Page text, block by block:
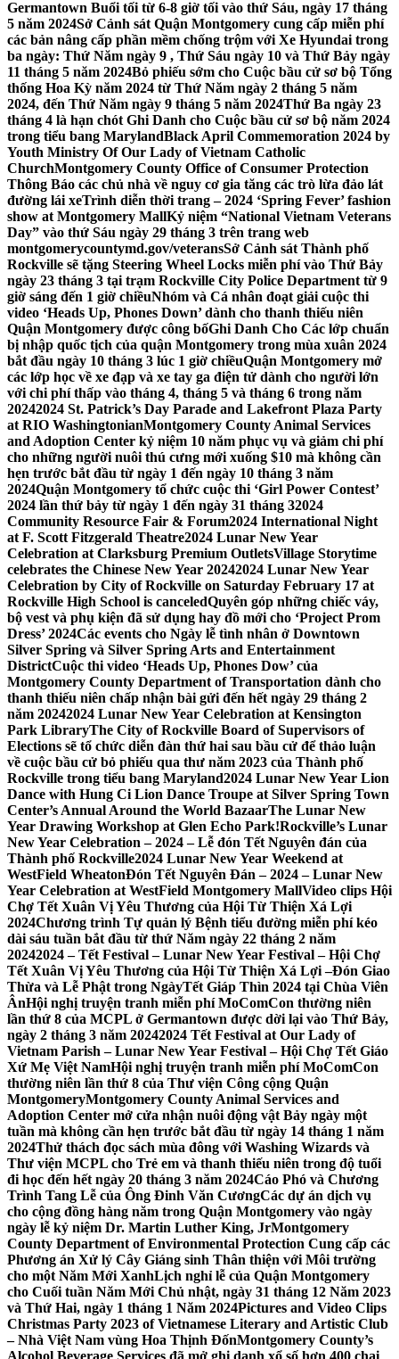
Germantown Buổi tối từ 6-8 giờ tối vào thứ Sáu, ngày 17 tháng
5 năm 2024Sở Cảnh sát Quận Montgomery cung cấp miễn phí
các bản nâng cấp phần mềm chống trộm với Xe Hyundai trong
ba ngày: Thứ Năm ngày 9 , Thứ Sáu ngày 10 và Thứ Bảy ngày
11 tháng 5 năm 2024Bỏ phiếu sớm cho Cuộc bầu cử sơ bộ Tổng
thống Hoa Kỳ năm 2024 từ Thứ Năm ngày 2 tháng 5 năm
2024, đến Thứ Năm ngày 9 tháng 5 năm 2024Thứ Ba ngày 23
tháng 4 là hạn chót Ghi Danh cho Cuộc bầu cử sơ bộ năm 2024
trong tiểu bang MarylandBlack April Commemoration 2024 by
Youth Ministry Of Our Lady of Vietnam Catholic
ChurchMontgomery County Office of Consumer Protection
Thông Báo các chủ nhà về nguy cơ gia tăng các trò lừa đảo lát
đường lái xeTrình diễn thời trang – 2024 ‘Spring Fever’ fashion
show at Montgomery MallKỷ niệm “National Vietnam Veterans
Day” vào thứ Sáu ngày 29 tháng 3 trên trang web
montgomerycountymd.gov/veteransSở Cảnh sát Thành phố
Rockville sẽ tặng Steering Wheel Locks miễn phí vào Thứ Bảy
ngày 23 tháng 3 tại trạm Rockville City Police Department từ 9
giờ sáng đến 1 giờ chiềuNhóm và Cá nhân đoạt giải cuộc thi
video ‘Heads Up, Phones Down’ dành cho thanh thiếu niên
Quận Montgomery được công bốGhi Danh Cho Các lớp chuẩn
bị nhập quốc tịch của quận Montgomery trong mùa xuân 2024
bắt đầu ngày 10 tháng 3 lúc 1 giờ chiềuQuận Montgomery mở
các lớp học về xe đạp và xe tay ga điện tử dành cho người lớn
với chi phí thấp vào tháng 4, tháng 5 và tháng 6 trong năm
20242024 St. Patrick’s Day Parade and Lakefront Plaza Party
at RIO WashingtonianMontgomery County Animal Services
and Adoption Center kỷ niệm 10 năm phục vụ và giảm chi phí
cho những người nuôi thú cưng mới xuống $10 mà không cần
hẹn trước bắt đầu từ ngày 1 đến ngày 10 tháng 3 năm
2024Quận Montgomery tổ chức cuộc thi ‘Girl Power Contest’
2024 lần thứ bảy từ ngày 1 đến ngày 31 tháng 32024
Community Resource Fair & Forum2024 International Night
at F. Scott Fitzgerald Theatre2024 Lunar New Year
Celebration at Clarksburg Premium OutletsVillage Storytime
celebrates the Chinese New Year 20242024 Lunar New Year
Celebration by City of Rockville on Saturday February 17 at
Rockville High School is canceledQuyên góp những chiếc váy,
bộ vest và phụ kiện đã sử dụng hay đồ mới cho ‘Project Prom
Dress’ 2024Các events cho Ngày lễ tình nhân ở Downtown
Silver Spring và Silver Spring Arts and Entertainment
DistrictCuộc thi video ‘Heads Up, Phones Dow’ của
Montgomery County Department of Transportation dành cho
thanh thiếu niên chấp nhận bài gửi đến hết ngày 29 tháng 2
năm 20242024 Lunar New Year Celebration at Kensington
Park LibraryThe City of Rockville Board of Supervisors of
Elections sẽ tổ chức diễn đàn thứ hai sau bầu cử để thảo luận
về cuộc bầu cử bỏ phiếu qua thư năm 2023 của Thành phố
Rockville trong tiểu bang Maryland2024 Lunar New Year Lion
Dance with Hung Ci Lion Dance Troupe at Silver Spring Town
Center’s Annual Around the World BazaarThe Lunar New
Year Drawing Workshop at Glen Echo Park!Rockville’s Lunar
New Year Celebration – 2024 – Lễ đón Tết Nguyên đán của
Thành phố Rockville2024 Lunar New Year Weekend at
WestField WheatonĐón Tết Nguyên Đán – 2024 – Lunar New
Year Celebration at WestField Montgomery MallVideo clips Hội
Chợ Tết Xuân Vị Yêu Thương của Hội Từ Thiện Xá Lợi
2024Chương trình Tự quản lý Bệnh tiểu đường miễn phí kéo
dài sáu tuần bắt đầu từ thứ Năm ngày 22 tháng 2 năm
20242024 – Tết Festival – Lunar New Year Festival – Hội Chợ
Tết Xuân Vị Yêu Thương của Hội Từ Thiện Xá Lợi –Đón Giao
Thừa và Lễ Phật trong NgàyTết Giáp Thìn 2024 tại Chùa Viên
ÂnHội nghị truyện tranh miễn phí MoComCon thường niên
lần thứ 8 của MCPL ở Germantown được dời lại vào Thứ Bảy,
ngày 2 tháng 3 năm 20242024 Tết Festival at Our Lady of
Vietnam Parish – Lunar New Year Festival – Hội Chợ Tết Giáo
Xứ Mẹ Việt NamHội nghị truyện tranh miễn phí MoComCon
thường niên lần thứ 8 của Thư viện Công cộng Quận
MontgomeryMontgomery County Animal Services and
Adoption Center mở cửa nhận nuôi động vật Bảy ngày một
tuần mà không cần hẹn trước bắt đầu từ ngày 14 tháng 1 năm
2024Thử thách đọc sách mùa đông với Washing Wizards và
Thư viện MCPL cho Trẻ em và thanh thiếu niên trong độ tuổi
đi học đến hết ngày 20 tháng 3 năm 2024Cáo Phó và Chương
Trình Tang Lễ của Ông Đinh Văn CươngCác dự án dịch vụ
cho cộng đồng hàng năm trong Quận Montgomery vào ngày
ngày lễ kỷ niệm Dr. Martin Luther King, JrMontgomery
County Department of Environmental Protection Cung cấp các
Phương án Xử lý Cây Giáng sinh Thân thiện với Môi trường
cho một Năm Mới XanhLịch nghỉ lễ của Quận Montgomery
cho Cuối tuần Năm Mới Chủ nhật, ngày 31 tháng 12 Năm 2023
và Thứ Hai, ngày 1 tháng 1 Năm 2024Pictures and Video Clips
Christmas Party 2023 of Vietnamese Literary and Artistic Club
– Nhà Việt Nam vùng Hoa Thịnh ĐốnMontgomery County’s
Alcohol Beverage Services đã mở ghi danh xổ số hơn 400 chai